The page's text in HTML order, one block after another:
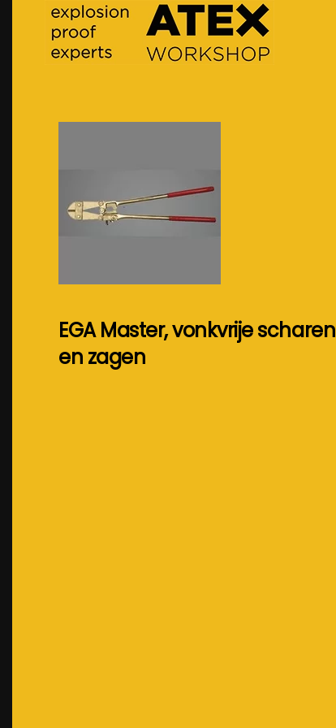
Terug naar hoofdinhoud
EGA Master, vonkvrije scharen
en zagen